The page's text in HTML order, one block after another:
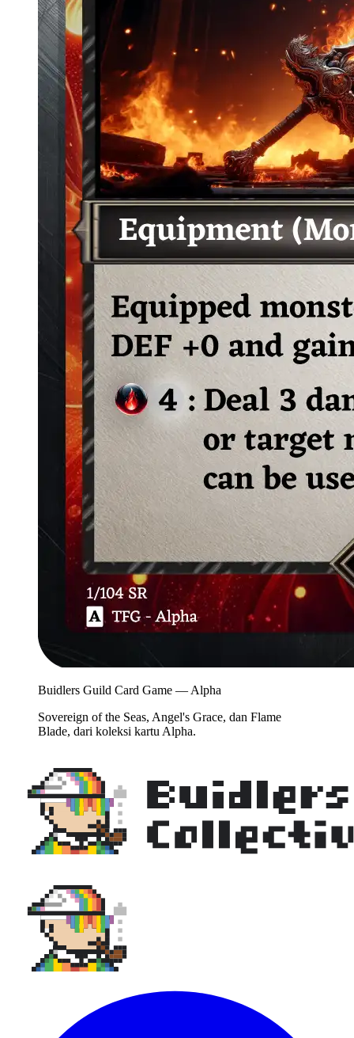
Buidlers Guild Card Game — Alpha
Sovereign of the Seas, Angel's Grace, dan Flame
Blade, dari koleksi kartu Alpha.